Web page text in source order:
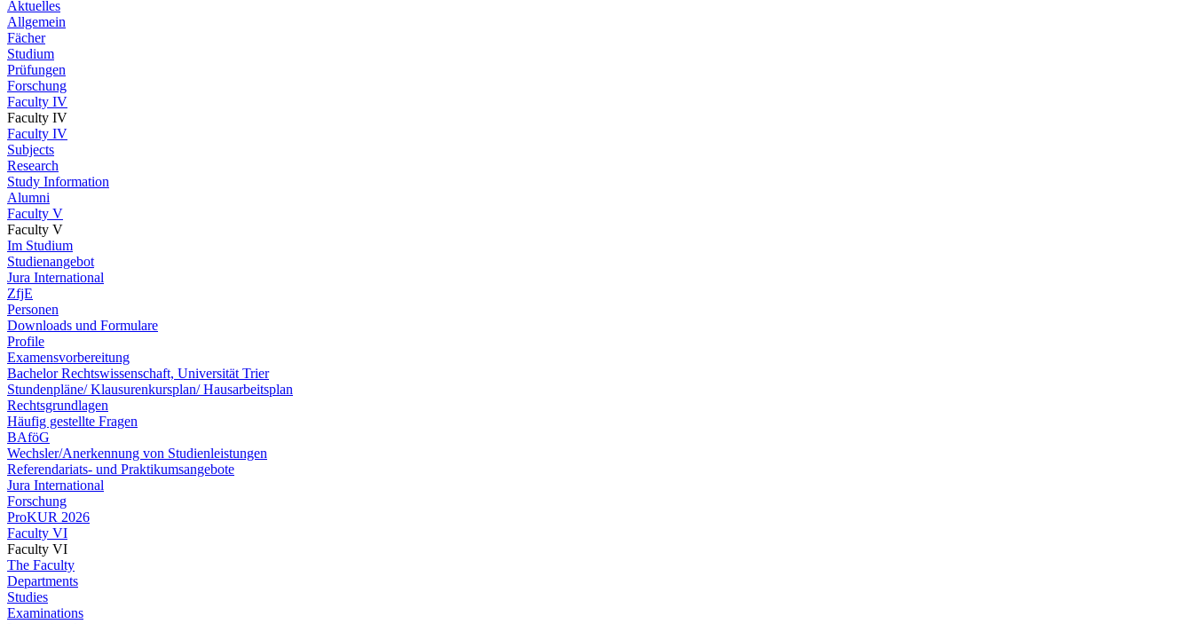
Aktuelles
Allgemein
Fächer
Studium
Prüfungen
Forschung
Faculty IV
Faculty IV
Faculty IV
Subjects
Research
Study Information
Alumni
Faculty V
Faculty V
Im Studium
Studienangebot
Jura International
ZfjE
Personen
Downloads und Formulare
Profile
Examensvorbereitung
Bachelor Rechtswissenschaft, Universität Trier
Stundenpläne/ Klausurenkursplan/ Hausarbeitsplan
Rechtsgrundlagen
Häufig gestellte Fragen
BAföG
Wechsler/Anerkennung von Studienleistungen
Referendariats- und Praktikumsangebote
Jura International
Forschung
ProKUR 2026
Faculty VI
Faculty VI
The Faculty
Departments
Studies
Examinations